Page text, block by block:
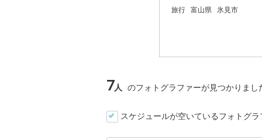
旅行 富山県 氷見市
7人 のフォトグラファーが見つかりまし
スケジュールが空いているフォトグ